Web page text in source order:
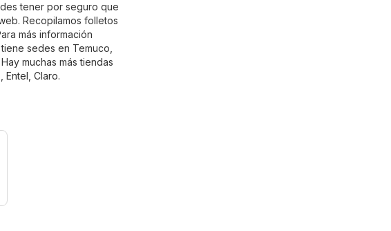
tener por seguro que
Recopilamos folletos
más información
sedes en Temuco,
muchas más tiendas
Entel, Claro.